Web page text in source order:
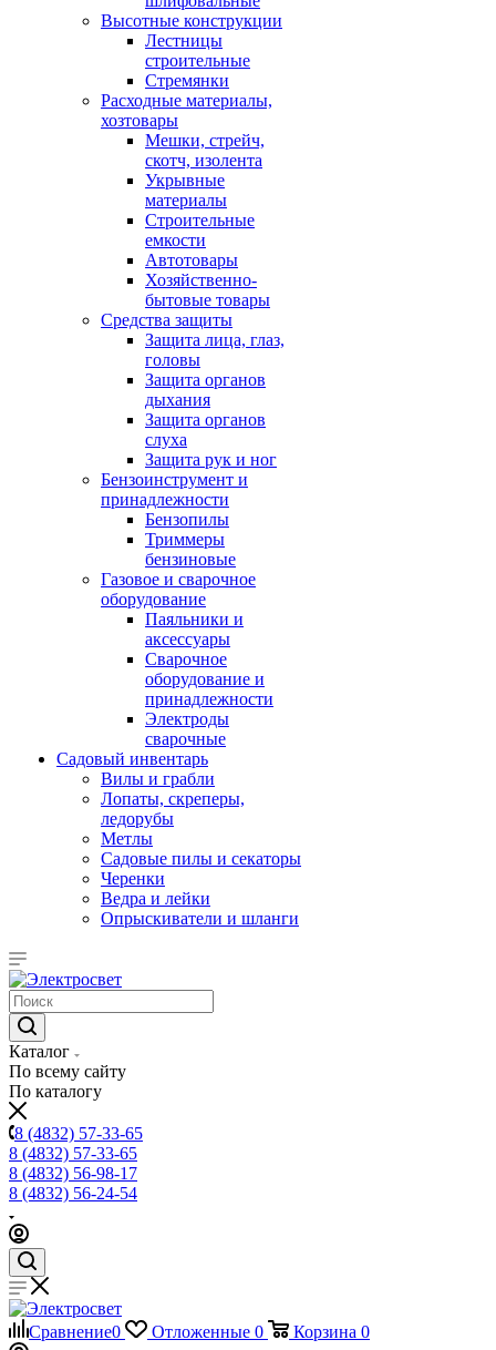
Высотные конструкции
Лестницы
строительные
Стремянки
Расходные материалы,
хозтовары
Мешки, стрейч,
скотч, изолента
Укрывные
материалы
Строительные
емкости
Автотовары
Хозяйственно-
бытовые товары
Средства защиты
Защита лица, глаз,
головы
Защита органов
дыхания
Защита органов
слуха
Защита рук и ног
Бензоинструмент и
принадлежности
Бензопилы
Триммеры
бензиновые
Газовое и сварочное
оборудование
Паяльники и
аксессуары
Сварочное
оборудование и
принадлежности
Электроды
сварочные
Садовый инвентарь
Вилы и грабли
Лопаты, скреперы,
ледорубы
Метлы
Садовые пилы и секаторы
Черенки
Ведра и лейки
Опрыскиватели и шланги
Каталог
По всему сайту
По каталогу
8 (4832) 57-33-65
8 (4832) 57-33-65
8 (4832) 56-98-17
8 (4832) 56-24-54
Сравнение0 Отложенные 0 Корзина 0